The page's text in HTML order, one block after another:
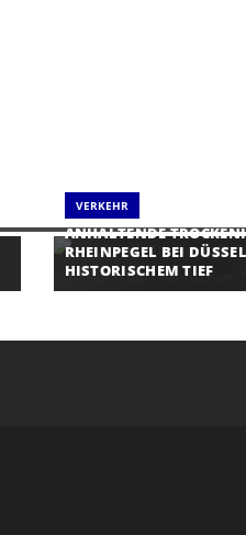
VERKEHR
ANHALTENDE
RHEINPEGEL BEI
HISTORISCHEM TIEF